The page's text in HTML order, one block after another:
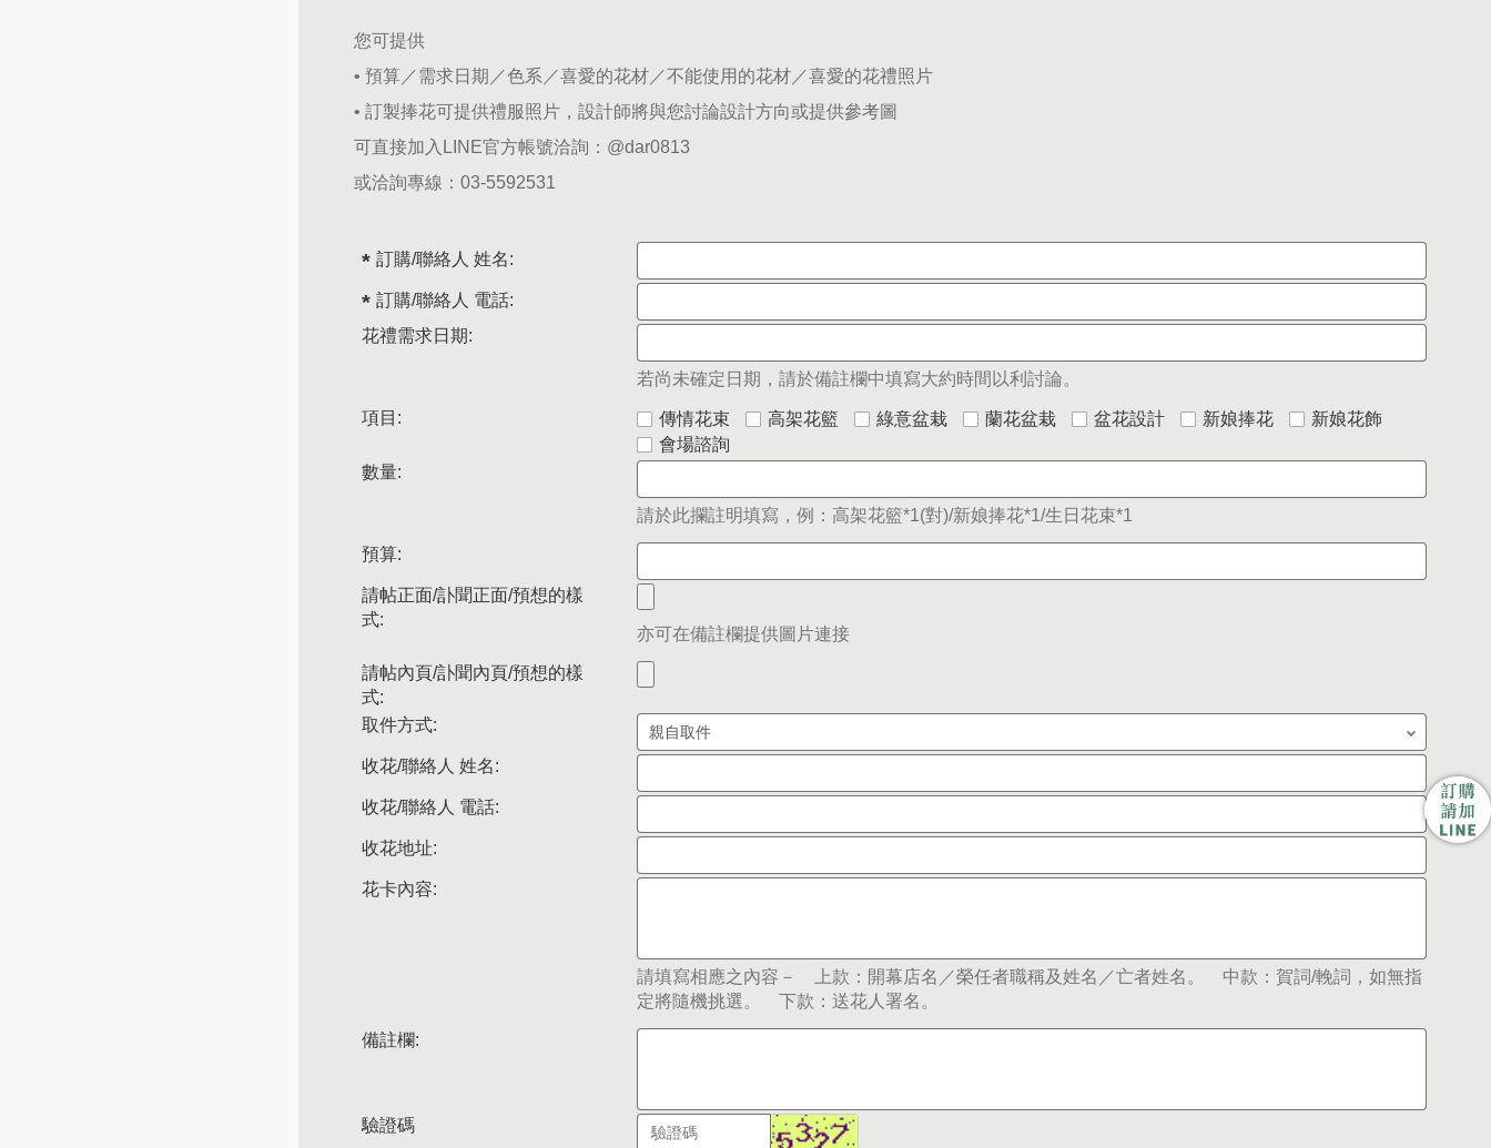
您可提供
• 預算／需求日期／色系／喜愛的花材／不能使用的花材／喜愛的花禮照片
• 訂製捧花可提供禮服照片，設計師將與您討論設計方向或提供參考圖
可直接加入LINE官方帳號洽詢： @dar0813
或洽詢專線： 03-5592531
訂購/聯絡人 姓名:
訂購/聯絡人 電話:
花禮需求日期:
若尚未確定日期，請於備註欄中填寫大約時間以利討論。
項目: 傳情花束 高架花籃 綠意盆栽 蘭花盆栽 盆花設計 新娘捧花
新娘花飾
會場諮詢
數量:
請於此攔註明填寫，例：高架花籃*1(對)/新娘捧花*1/生日花束*1
預算:
請帖正面/訃聞正面/預想的樣
式:
亦可在備註欄提供圖片連接
請帖內頁/訃聞內頁/預想的樣
式:
取件方式:
收花/聯絡人 姓名:
收花/聯絡人 電話:
收花地址:
花卡內容:
請填寫相應之內容－ 上款：開幕店名／榮任者職稱及姓名／亡者姓名。 中款：賀詞/輓詞，如無指
定將隨機挑選。 下款：送花人署名。
備註欄:
驗證碼